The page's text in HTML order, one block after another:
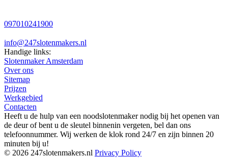
097010241900
info@247slotenmakers.nl
Handige links:
Slotenmaker Amsterdam
Over ons
Sitemap
Prijzen
Werkgebied
Contacten
Heeft u de hulp van een noodslotenmaker nodig bij het openen van
de deur of bent u de sleutel binnenin vergeten, bel dan ons
telefoonnummer. Wij werken de klok rond 24/7 en zijn binnen 20
minuten bij u!
© 2026 247slotenmakers.nl Privacy Policy